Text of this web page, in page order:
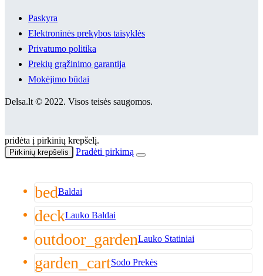
Paskyra
Elektroninės prekybos taisyklės
Privatumo politika
Prekių grąžinimo garantija
Mokėjimo būdai
Delsa.lt © 2022. Visos teisės saugomos.
pridėta į pirkinių krepšelį.
Pirkinių krepšelis Pradėti pirkimą
bedBaldai
deckLauko Baldai
outdoor_gardenLauko Statiniai
garden_cartSodo Prekės